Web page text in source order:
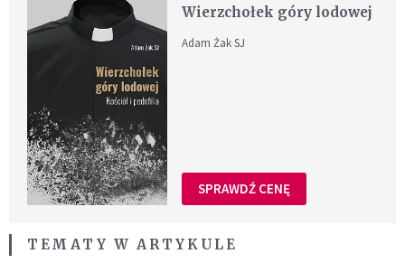
Wierzchołek góry lodowej
Adam Żak SJ
SPRAWDŹ CENĘ
TEMATY W ARTYKULE